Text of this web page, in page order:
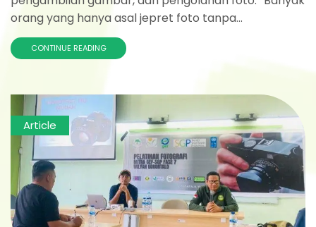
orang yang hanya asal jepret foto tanpa...
CONTINUE READING
Article